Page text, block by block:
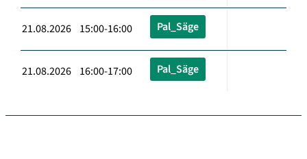
21.08.2026 15:00-16:00 Pal_Säge
21.08.2026 16:00-17:00 Pal_Säge